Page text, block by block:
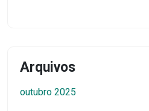
Arquivos
outubro 2025